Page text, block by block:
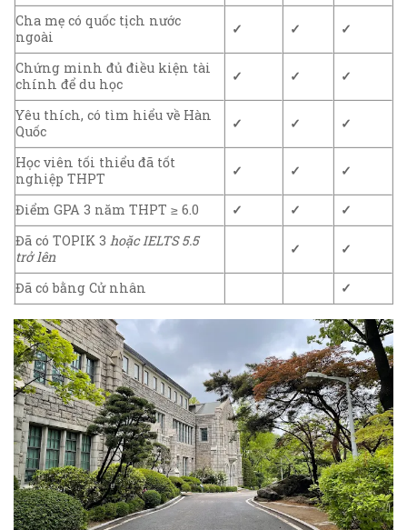
Cha mẹ có quốc tịch nước
ngoài
✓ ✓ ✓
Chứng minh đủ điều kiện tài
chính để du học
✓ ✓ ✓
Yêu thích, có tìm hiểu về Hàn
Quốc
✓ ✓ ✓
Học viên tối thiểu đã tốt
nghiệp THPT
✓ ✓ ✓
Điểm GPA 3 năm THPT ≥ 6.0 ✓ ✓
✓
Đã có TOPIK 3 hoặc IELTS 5.5
trở lên
✓ ✓
Đã có bằng Cử nhân ✓